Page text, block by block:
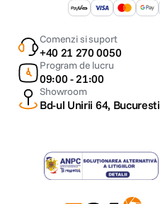
Comenzi si suport
+40 21 270 0050
Program de lucru
09:00 - 21:00
Showroom
Bd-ul Unirii 64, Bucuresti